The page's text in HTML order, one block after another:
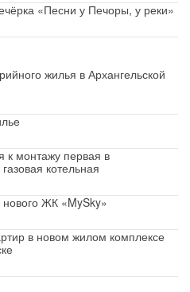
«Песни у Печоры, у реки»
жилья в Архангельской
к монтажу первая в
котельная
нового ЖК «MySky»
в новом жилом комплексе